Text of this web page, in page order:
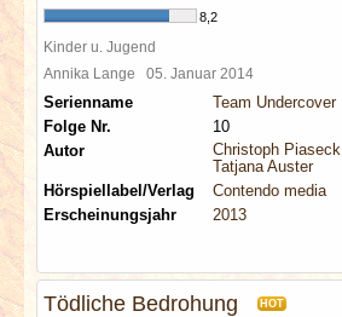
8,2
Kinder u. Jugend
Annika Lange 05. Januar 2014
Serienname
Team Undercover
Folge Nr.
10
Autor
Christoph Piasecki
Tatjana Auster
Hörspiellabel/Verlag
Contendo media
Erscheinungsjahr
2013
Tödliche Bedrohung HOT